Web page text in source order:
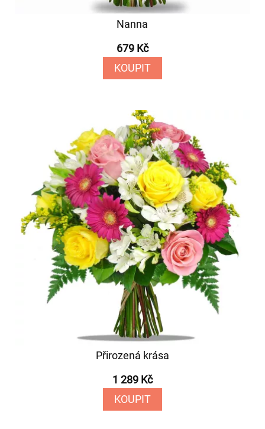
Nanna
679 Kč
KOUPIT
Přirozená krása
1 289 Kč
KOUPIT